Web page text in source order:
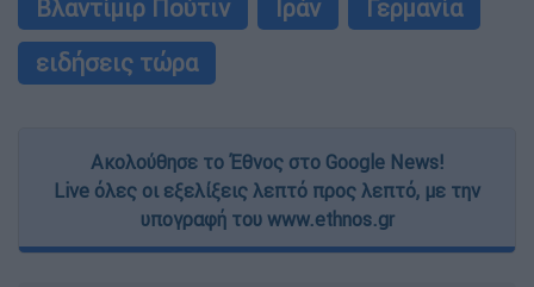
Βλαντίμιρ Πούτιν
Ιράν
Γερμανία
ειδήσεις τώρα
Ακολούθησε το Έθνος στο Google News!
Live όλες οι εξελίξεις λεπτό προς λεπτό, με την
υπογραφή του www.ethnos.gr